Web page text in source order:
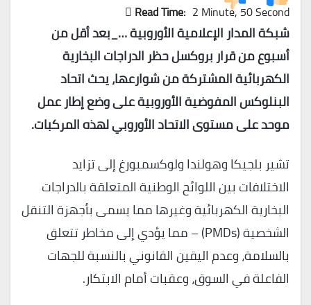
Read Time: 2 Minute, 50 Second
شبكة المدار الإعلامية الأوروبية …_بعدأقل من
أسبوع من قرار بروكسل حظر الدراجات البخارية
الكهربائية المشتركة من شوارعها، يحث اتحاد
البنلوكس المفوضية الأوروبية على وضع إطار عمل
موحد على مستوى الاتحاد الأوروبي لهذه المركبات.
تشير بلجيكا وهولندا ولوكسمبورغ إلى تزايد
الاختلافات بين اللوائح الوطنية المتعلقة بالدراجات
البخارية الكهربائية وغيرها مما يسمى بأجهزة التنقل
الشخصية (PMDs) – مما يؤدي إلى مخاطر تتعلق
بالسلامة، وعدم اليقين القانوني بالنسبة للجهات
الفاعلة في السوق، وعقبات أمام الابتكار.